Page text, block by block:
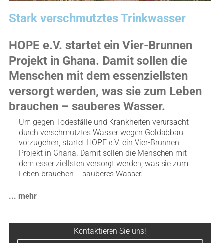
Stark verschmutztes Trinkwasser
HOPE e.V. startet ein Vier-Brunnen
Projekt in Ghana. Damit sollen die
Menschen mit dem essenziellsten
versorgt werden, was sie zum Leben
brauchen – sauberes Wasser.
Um gegen Todesfälle und Krankheiten verursacht
durch verschmutztes Wasser wegen Goldabbau
vorzugehen, startet HOPE e.V. ein Vier-Brunnen
Projekt in Ghana. Damit sollen die Menschen mit
dem essenziellsten versorgt werden, was sie zum
Leben brauchen – sauberes Wasser.
... mehr
Kontaktieren Sie uns!